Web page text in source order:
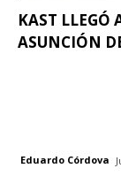
KAST LLEGÓ
ASUNCIÓN
Eduardo Córdova